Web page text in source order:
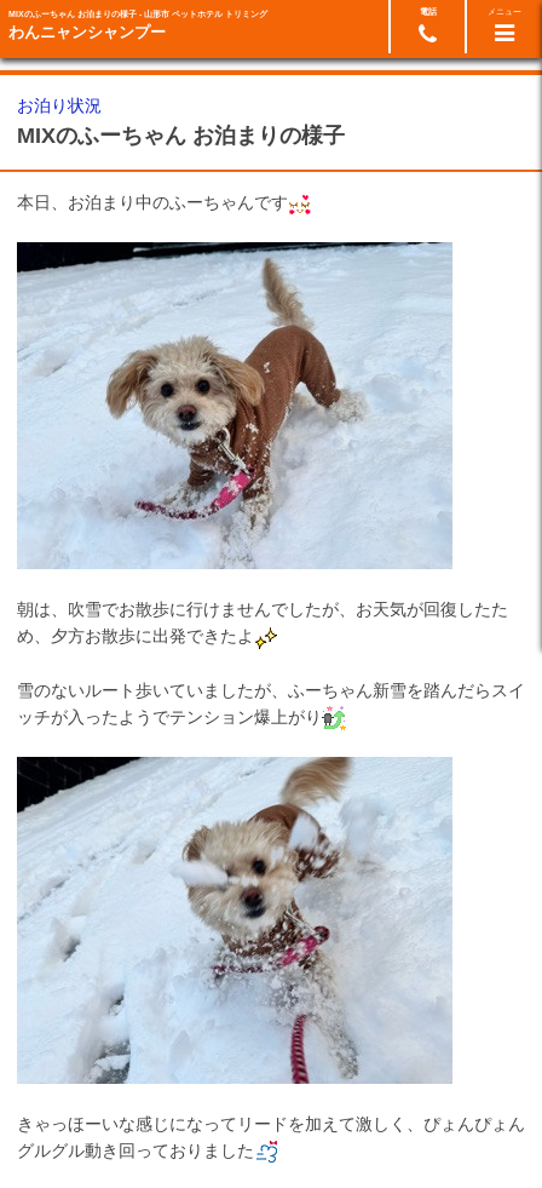
MIXのふーちゃん お泊まりの様子 - 山形市 ペットホテル トリミング
わんニャンシャンプー
電話 メニュー
お泊り状況
MIXのふーちゃん お泊まりの様子
本日、お泊まり中のふーちゃんです
朝は、吹雪でお散歩に行けませんでしたが、お天気が回復したた
め、夕方お散歩に出発できたよ
雪のないルート歩いていましたが、ふーちゃん新雪を踏んだらスイ
ッチが入ったようでテンション爆上がり
きゃっほーいな感じになってリードを加えて激しく、ぴょんぴょん
グルグル動き回っておりました
24時間ネット予約 023-674-6114